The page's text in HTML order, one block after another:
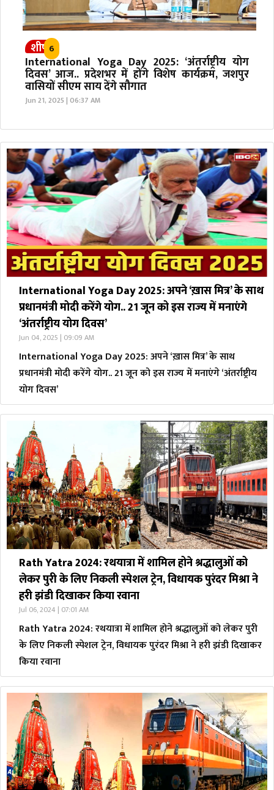
शीर्ष 6
International Yoga Day 2025: ‘अंतर्राष्ट्रीय योग
दिवस’ आज.. प्रदेशभर में होंगे विशेष कार्यक्रम, जशपुर
वासियों सीएम साय देंगे सौगात
Jun 21, 2025 | 06:37 AM
International Yoga Day 2025: अपने ‘ख़ास मित्र’ के साथ
प्रधानमंत्री मोदी करेंगे योग.. 21 जून को इस राज्य में मनाएंगे
‘अंतर्राष्ट्रीय योग दिवस’
Jun 04, 2025 | 09:09 AM
International Yoga Day 2025: अपने ‘ख़ास मित्र’ के साथ
प्रधानमंत्री मोदी करेंगे योग.. 21 जून को इस राज्य में मनाएंगे ‘अंतर्राष्ट्रीय
योग दिवस’
Rath Yatra 2024: रथयात्रा में शामिल होने श्रद्धालुओं को
लेकर पुरी के लिए निकली स्पेशल ट्रेन, विधायक पुरंदर मिश्रा ने
हरी झंडी दिखाकर किया रवाना
Jul 06, 2024 | 07:01 AM
Rath Yatra 2024: रथयात्रा में शामिल होने श्रद्धालुओं को लेकर पुरी
के लिए निकली स्पेशल ट्रेन, विधायक पुरंदर मिश्रा ने हरी झंडी दिखाकर
किया रवाना